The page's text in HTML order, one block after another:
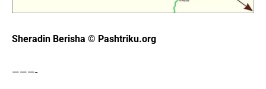
Sheradin Berisha © Pashtriku.org
———-